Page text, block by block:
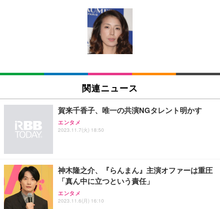
[EdoErgo] オフィスチェア 椅子 テレワーク 疲れな
い 跳ね上げ式アームレスト コンパクト 約105度ロッ
キング pc 事務椅子 360度回転 座面昇降 強化ナイロ
ン樹脂ベース 通気性メッシュ 在宅ワーク H-WY01
(黒網+黒枠+黒足)
SIHOO B100 オフィスチェア／デスクチェア メッシ
ュチェア 人間工学 疲れない ブラック
￥27,999
Sezlife オフィスチェア デスクチェア 疲れない テレ
ョン PCチェア 通気性メッシュ ゲーミング/勉強/事
務用 おしゃれ パソコンチェア (ブラック)
Sezlife オフィスチェア デスクチェア 疲れない テレ
ワーク チェア 強化バックレスト 30度ロッキング機
能 人間工学 椅子 腰サポート 90度跳ね上げ式アーム
EIZO ビジネス向けプレミアムモニター | FlexScan
EV3240X-WT | 31.5型4K UHD・USB Type-C・ホワ
￥105,595
EIZO ビジネス向けプレミアムモニター | FlexScan
￥109,572
【純正品】27"ゲーミングモニター DualSense 充電
【整備済み品】Dell E2724HS 27インチ 液晶モニタ
ー フルHD（1920×1080）VA 非光沢 HDMI/DisplayP
ort/VGA スピーカー内蔵 高さ調整 スイベル VESA対
Amazonベーシック ペットシーツ 薄型 レギュラー 1
回使い捨て 無香料 ホワイト 300枚
Amazonベーシック ペットシーツ 厚型 ワイド 42枚
x2袋(84枚) ホワイト(吸収面:ライトブルー)
￥3,234
ネオ・ルーライフ ネオ・オムツ L 中型犬用 26枚入
Smart Basic(スマートベーシック) 【Amazon.co.jp
限定】 Smart Basic アイリスオーヤマ ペットシーツ
超厚型 お徳用 ワイド 100枚入 (x 1) (ケース販売)
関連ニュース
賀来千香子、唯一の共演NGタレント明かす
エンタメ
2023.11.7(火) 18:50
神木隆之介、『らんまん』主演オファーは重圧
「真ん中に立つという責任」
エンタメ
2023.11.6(月) 16:10